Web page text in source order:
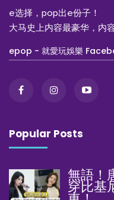
e选择，pop出e份子！
大马史上内容最豪华，内
epop - 就愛玩娛樂
Popular Posts
無語！
穿比基